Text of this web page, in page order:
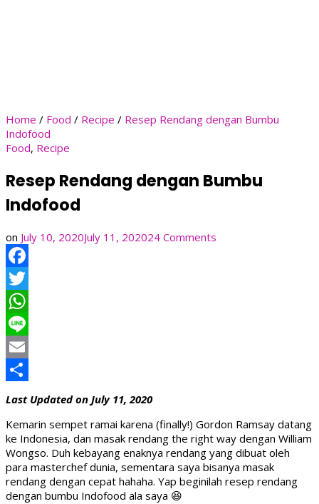
Home / Food / Recipe / Resep Rendang dengan Bumbu
Indofood
Food, Recipe
Resep Rendang dengan Bumbu
Indofood
on July 10, 2020July 11, 202024 Comments
Facebook
Twitter
WhatsApp
Line
Email
Share
Last Updated on July 11, 2020
Kemarin sempet ramai karena (finally!) Gordon Ramsay datang
ke Indonesia, dan masak rendang the right way dengan William
Wongso. Duh kebayang enaknya rendang yang dibuat oleh
para masterchef dunia, sementara saya bisanya masak
rendang dengan cepat hahaha. Yap beginilah resep rendang
dengan bumbu Indofood ala saya 😆